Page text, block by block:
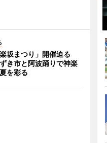
楽坂まつり」開催迫る
き市と阿波踊りで神楽
を彩る